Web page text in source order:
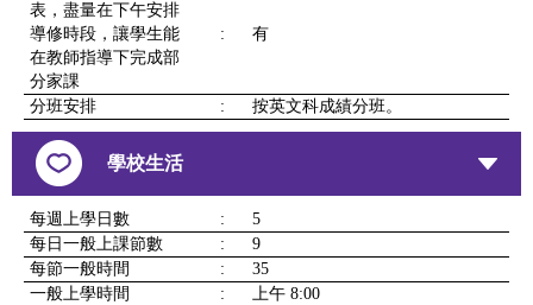
表，盡量在下午安排
導修時段，讓學生能
在教師指導下完成部
分家課
: 有
分班安排 : 按英文科成績分班。
學校生活
每週上學日數 :
5
每日一般上課節數
:
9
每節一般時間
:
35
一般上學時間
:
上午 8:00